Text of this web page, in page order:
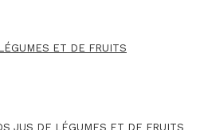
ET DE FRUITS
JUS DE LÉGUMES ET DE FRUITS